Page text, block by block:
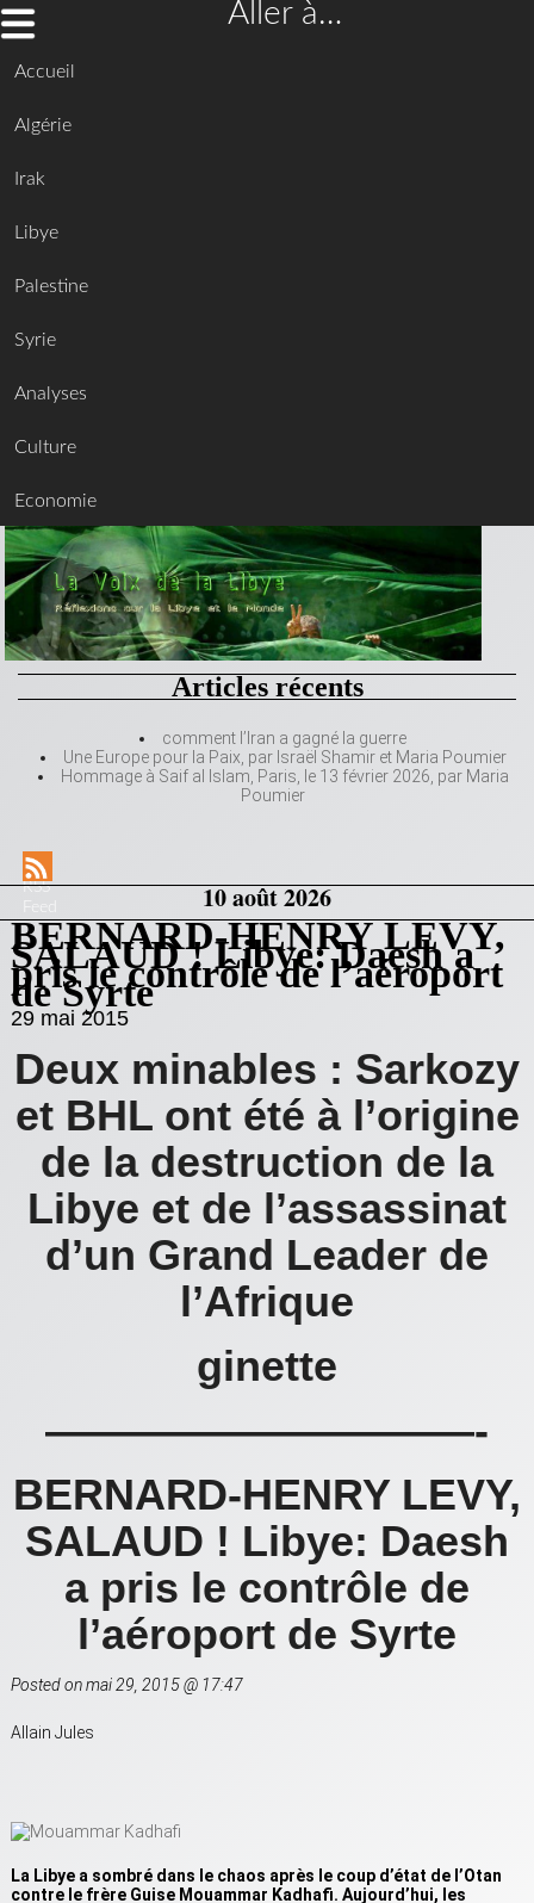
Aller à…
Accueil
Algérie
Irak
Libye
Palestine
Syrie
Analyses
Culture
Economie
Articles récents
comment l’Iran a gagné la guerre
Une Europe pour la Paix, par Israël Shamir et Maria Poumier
Hommage à Saif al Islam, Paris, le 13 février 2026, par Maria
Poumier
RSS
10 août 2026
BERNARD-HENRY LEVY,
SALAUD ! Libye: Daesh a
pris le contrôle de l’aéroport
de Syrte
29 mai 2015
Deux minables : Sarkozy
et BHL ont été à l’origine
de la destruction de la
Libye et de l’assassinat
d’un Grand Leader de
l’Afrique
ginette
——————————-
BERNARD-HENRY LEVY,
SALAUD ! Libye: Daesh
a pris le contrôle de
l’aéroport de Syrte
Posted on mai 29, 2015 @ 17:47
Allain Jules
La Libye a sombré dans le chaos après le coup d’état de l’Otan
contre le frère Guise Mouammar Kadhafi. Aujourd’hui, les